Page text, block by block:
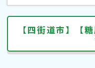
【四街道市】【